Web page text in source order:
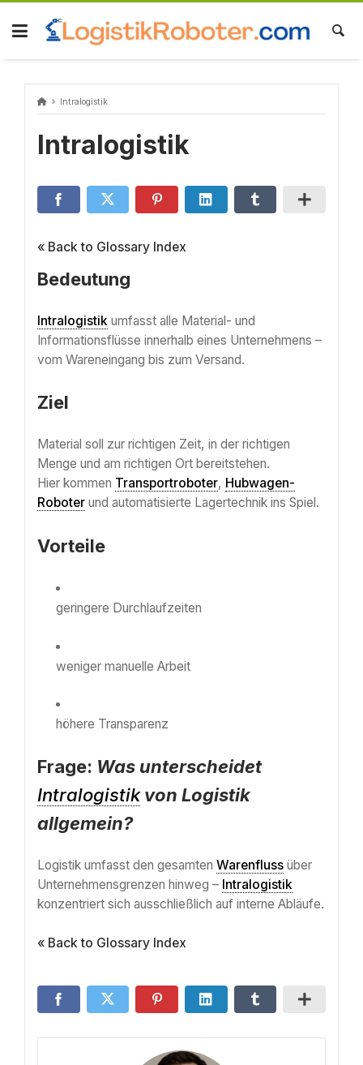
Skip
content
Intralogistik
Intralogistik
« Back to Glossary Index
Bedeutung
Intralogistik umfasst alle Material- und
Informationsflüsse innerhalb eines Unternehmens –
vom Wareneingang bis zum Versand.
Ziel
Material soll zur richtigen Zeit, in der richtigen
Menge und am richtigen Ort bereitstehen.
Hier kommen Transportroboter, Hubwagen-
Roboter und automatisierte Lagertechnik ins Spiel.
Vorteile
geringere Durchlaufzeiten
weniger manuelle Arbeit
höhere Transparenz
Frage: Was unterscheidet
Intralogistikvon Logistik
allgemein?
Logistik umfasst den gesamten Warenfluss über
Unternehmensgrenzen hinweg – Intralogistik
konzentriert sich ausschließlich auf interne Abläufe.
« Back to Glossary Index